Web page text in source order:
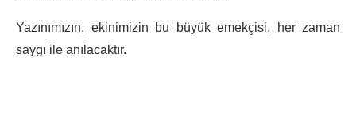
Yazınımızın, ekinimizin bu büyük emekçisi, her zaman
saygı ile anılacaktır.